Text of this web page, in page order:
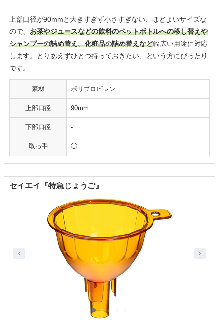
上部口径が90mmと大きすぎず小さすぎない、ほどよいサイズな
ので、 お茶やジュースなどの飲料のペットボトルへの移し替えや
シャンプーの詰め替え、化粧品の詰め替えなど幅広い用途に対応
します。とりあえずひとつ持っておきたい、という方にぴったり
です。
素材 ポリプロピレン
上部口径 90mm
下部口径 -
取っ手 ◯
セイエイ『特急じょうご』